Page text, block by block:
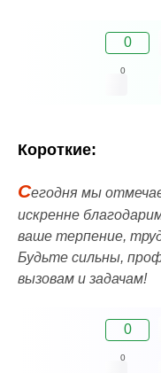
0
0
Короткие:
Сегодня мы
искренне
ваше терпение,
Будьте сильны,
вызовам и задачам!
0
0